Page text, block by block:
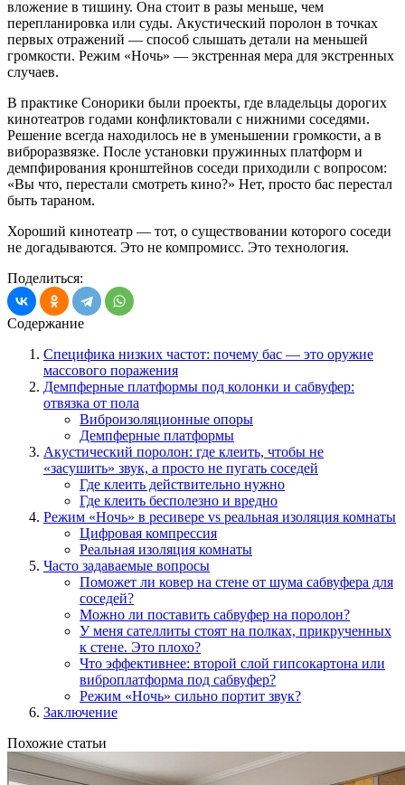
вложение в тишину. Она стоит в разы меньше, чем
перепланировка или суды. Акустический поролон в точках
первых отражений — способ слышать детали на меньшей
громкости. Режим «Ночь» — экстренная мера для экстренных
случаев.
В практике Сонорики были проекты, где владельцы дорогих
кинотеатров годами конфликтовали с нижними соседями.
Решение всегда находилось не в уменьшении громкости, а в
виброразвязке. После установки пружинных платформ и
демпфирования кронштейнов соседи приходили с вопросом:
«Вы что, перестали смотреть кино?» Нет, просто бас перестал
быть тараном.
Хороший кинотеатр — тот, о существовании которого соседи
не догадываются. Это не компромисс. Это технология.
Поделиться:
Содержание
Специфика низких частот: почему бас — это оружие
массового поражения
Демпферные платформы под колонки и сабвуфер:
отвязка от пола
Виброизоляционные опоры
Демпферные платформы
Акустический поролон: где клеить, чтобы не
«засушить» звук, а просто не пугать соседей
Где клеить действительно нужно
Где клеить бесполезно и вредно
Режим «Ночь» в ресивере vs реальная изоляция комнаты
Цифровая компрессия
Реальная изоляция комнаты
Часто задаваемые вопросы
Поможет ли ковер на стене от шума сабвуфера для
соседей?
Можно ли поставить сабвуфер на поролон?
У меня сателлиты стоят на полках, прикрученных
к стене. Это плохо?
Что эффективнее: второй слой гипсокартона или
виброплатформа под сабвуфер?
Режим «Ночь» сильно портит звук?
Заключение
Похожие статьи